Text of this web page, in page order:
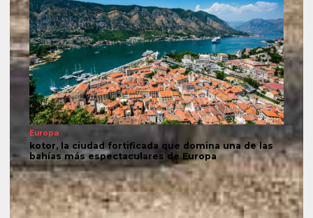
Europa
kotor, la ciudad fortificada que domina una de las
bahías más espectaculares de Europa